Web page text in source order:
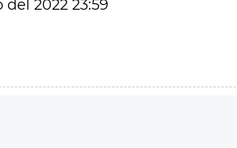
del 2022 23:59